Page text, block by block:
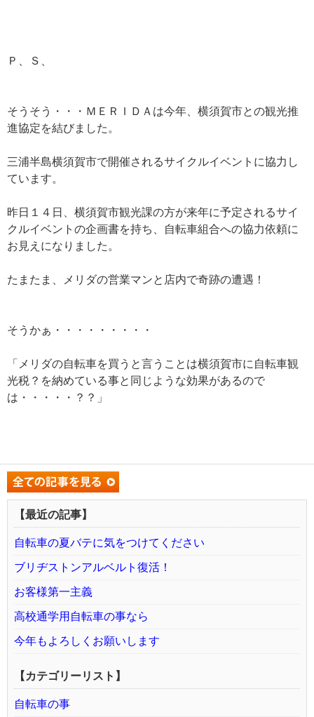
Ｐ、Ｓ、
そうそう・・・ＭＥＲＩＤＡは今年、横須賀市との観光推
進協定を結びました。
三浦半島横須賀市で開催されるサイクルイベントに協力し
ています。
昨日１４日、横須賀市観光課の方が来年に予定されるサイ
クルイベントの企画書を持ち、自転車組合への協力依頼に
お見えになりました。
たまたま、メリダの営業マンと店内で奇跡の遭遇！
そうかぁ・・・・・・・・・
「メリダの自転車を買うと言うことは横須賀市に自転車観
光税？を納めている事と同じような効果があるので
は・・・・・？？」
【最近の記事】
自転車の夏バテに気をつけてください
ブリヂストンアルベルト復活！
お客様第一主義
高校通学用自転車の事なら
今年もよろしくお願いします
【カテゴリーリスト】
自転車の事